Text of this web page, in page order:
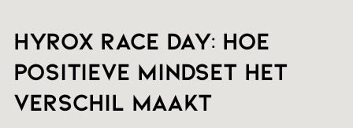
HYROX RACE DAY: hoe
positieve mindset het
verschil maakt